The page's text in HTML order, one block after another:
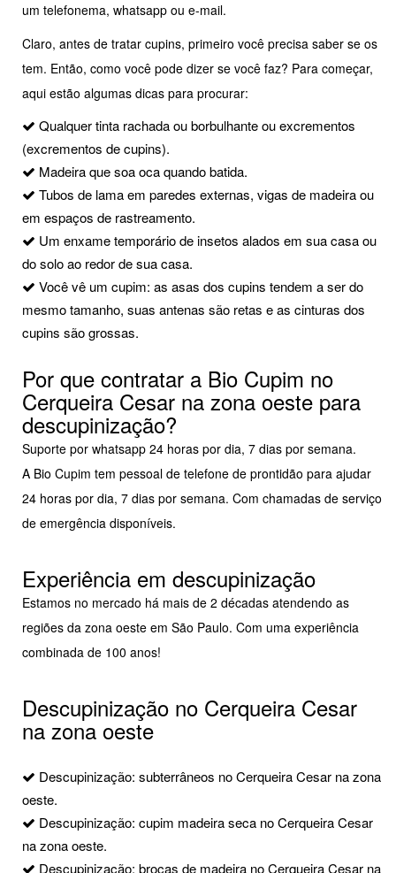
um telefonema, whatsapp ou e-mail.
Claro, antes de tratar cupins, primeiro você precisa saber se os
tem. Então, como você pode dizer se você faz? Para começar,
aqui estão algumas dicas para procurar:
Qualquer tinta rachada ou borbulhante ou excrementos
(excrementos de cupins).
Madeira que soa oca quando batida.
Tubos de lama em paredes externas, vigas de madeira ou
em espaços de rastreamento.
Um enxame temporário de insetos alados em sua casa ou
do solo ao redor de sua casa.
Você vê um cupim: as asas dos cupins tendem a ser do
mesmo tamanho, suas antenas são retas e as cinturas dos
cupins são grossas.
Por que contratar a Bio Cupim no
Cerqueira Cesar na zona oeste para
descupinização?
Suporte por whatsapp 24 horas por dia, 7 dias por semana.
A Bio Cupim tem pessoal de telefone de prontidão para ajudar
24 horas por dia, 7 dias por semana. Com chamadas de serviço
de emergência disponíveis.
Experiência em descupinização
Estamos no mercado há mais de 2 décadas atendendo as
regiões da zona oeste em São Paulo. Com uma experiência
combinada de 100 anos!
Descupinização no Cerqueira Cesar
na zona oeste
Descupinização: subterrâneos no Cerqueira Cesar na zona
oeste.
Descupinização: cupim madeira seca no Cerqueira Cesar
na zona oeste.
Descupinização: brocas de madeira no Cerqueira Cesar na